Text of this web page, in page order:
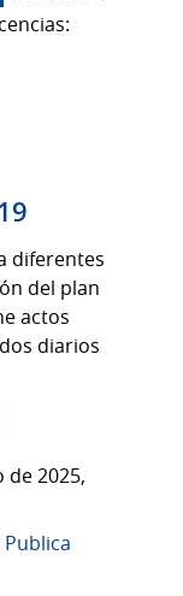
diferentes
del plan
actos
diarios
de 2025,